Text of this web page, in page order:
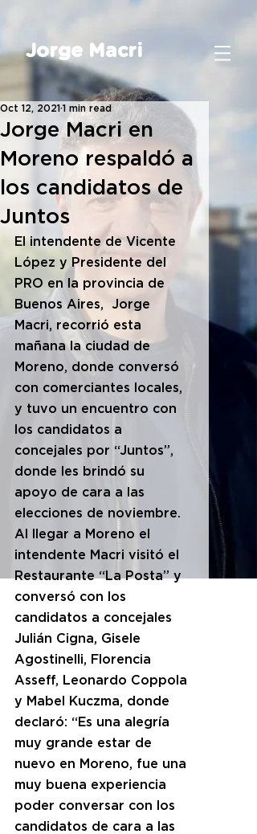
Jorge Macri
Jorge Macri en
Moreno respaldó a
los candidatos de
Juntos
Oct 12, 2021 1 min read
El intendente de Vicente
López y Presidente del
PRO en la provincia de
Buenos Aires,  Jorge
Macri, recorrió esta
mañana la ciudad de
Moreno, donde conversó
con comerciantes locales,
y tuvo un encuentro con
los candidatos a
concejales por “Juntos”,
donde les brindó su
apoyo de cara a las
elecciones de noviembre.
Al llegar a Moreno el
intendente Macri visitó el
Restaurante “La Posta” y
conversó con los
candidatos a concejales
Julián Cigna, Gisele
Agostinelli, Florencia
Asseff, Leonardo Coppola
y Mabel Kuczma, donde
declaró: “Es una alegría
muy grande estar de
nuevo en Moreno, fue una
muy buena experiencia
poder conversar con los
candidatos de cara a las